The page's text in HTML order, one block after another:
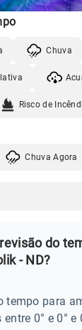
Chuva
Risco de
Chuva Agora
do
- ND?
tempo para
0° e 0° e